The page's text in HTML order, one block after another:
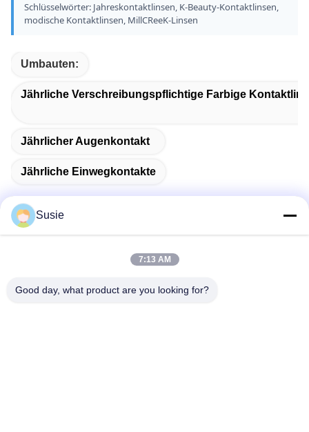
Schlüsselwörter: Jahreskontaktlinsen, K-Beauty-Kontaktlinsen,
modische Kontaktlinsen, MillCReeK-Linsen
Umbauten:
Jährliche Verschreibungspflichtige Farbige
Jährlicher Augenkontakt
Jährliche Einwegkontakte
Schnelle Kontaktaufnahme
Adresse
Susie
7:13 AM
Good day, what product are you looking for?